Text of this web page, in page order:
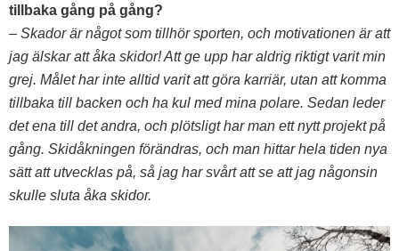
tillbaka gång på gång?
– Skador är något som tillhör sporten, och motivationen är att
jag älskar att åka skidor! Att ge upp har aldrig riktigt varit min
grej. Målet har inte alltid varit att göra karriär, utan att komma
tillbaka till backen och ha kul med mina polare. Sedan leder
det ena till det andra, och plötsligt har man ett nytt projekt på
gång. Skidåkningen förändras, och man hittar hela tiden nya
sätt att utvecklas på, så jag har svårt att se att jag någonsin
skulle sluta åka skidor.